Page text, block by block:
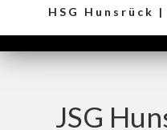
HSG Hunsrück
JSG